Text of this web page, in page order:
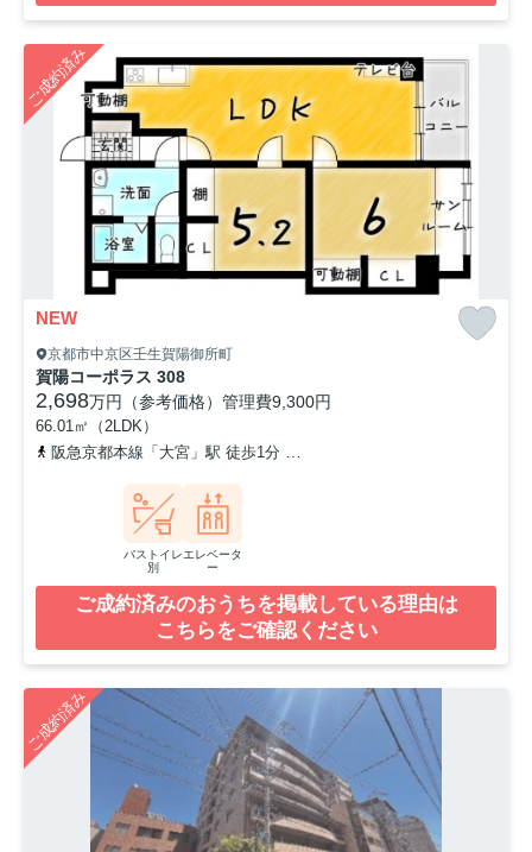
ご成約済み
NEW
京都市中京区壬生賀陽御所町
賀陽コーポラス 308
2,698万円（参考価格） 管理費9,300円
66.01㎡（2LDK）
阪急京都本線「大宮」駅 徒歩1分
バストイレ
別
エレベータ
ー
ご成約済みのおうちを掲載している理由は
こちらをご確認ください
ご成約済み